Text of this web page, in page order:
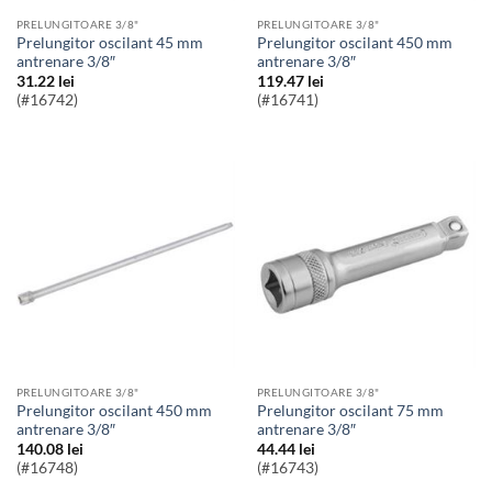
PRELUNGITOARE 3/8"
Prelungitor oscilant 45 mm
antrenare 3/8″
31.22 lei
(#16742)
PRELUNGITOARE 3/8"
Prelungitor oscilant 450 mm
antrenare 3/8″
119.47 lei
(#16741)
PRELUNGITOARE 3/8"
Prelungitor oscilant 450 mm
antrenare 3/8″
140.08 lei
(#16748)
PRELUNGITOARE 3/8"
Prelungitor oscilant 75 mm
antrenare 3/8″
44.44 lei
(#16743)